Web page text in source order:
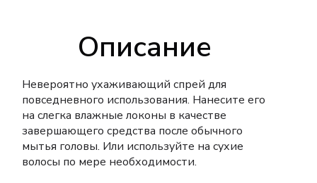
Описание
Невероятно ухаживающий спрей для
повседневного использования. Нанесите его
на слегка влажные локоны в качестве
завершающего средства после обычного
мытья головы. Или используйте на сухие
волосы по мере необходимости.